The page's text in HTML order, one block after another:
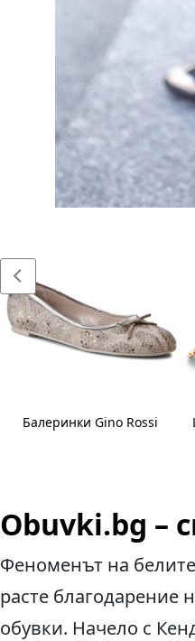
Балеринки Gino Rossi
Obuvki.bg –
Феноменът на
расте благодарение
обувки. Начело с